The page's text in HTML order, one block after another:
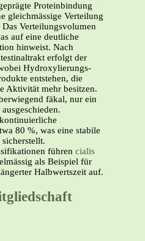
Proteinbindung
gleichmässige Verteilung
Verteilungsvolumen
auf eine deutliche
hinweist. Nach
erfolgt der
Hydroxylierungs-
entstehen, die
Aktivität mehr besitzen.
fäkal, nur ein
80 %, was eine stabile
führen cialis
als Beispiel für
Halbwertszeit auf.